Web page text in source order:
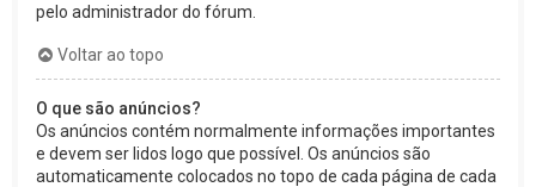
pelo administrador do fórum.
Voltar ao topo
O que são anúncios?
Os anúncios contém normalmente informações importantes
e devem ser lidos logo que possível. Os anúncios são
automaticamente colocados no topo de cada página de cada